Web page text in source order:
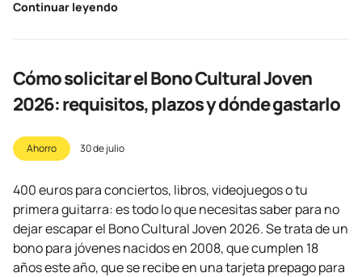
Continuar leyendo
Cómo solicitar el Bono Cultural Joven
2026: requisitos, plazos y dónde gastarlo
Ahorro 30 de julio
400 euros para conciertos, libros, videojuegos o tu
primera guitarra: es todo lo que necesitas saber para no
dejar escapar el Bono Cultural Joven 2026. Se trata de un
bono para jóvenes nacidos en 2008, que cumplen 18
años este año, que se recibe en una tarjeta prepago para